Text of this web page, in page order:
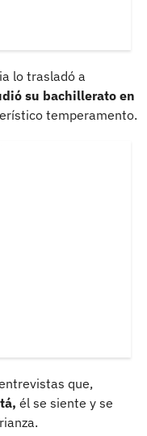
lo trasladó a
su bachillerato en
temperamento.
que,
él se siente y se